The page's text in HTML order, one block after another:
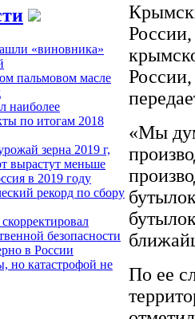
«виновника»
пальмовом масле
наиболее
по итогам 2018
зерна 2019 г,
вырастут меньше
в 2019 году
рекорд по сбору
безопасности
в России
но катастрофой не
России,
«Мы
По ее